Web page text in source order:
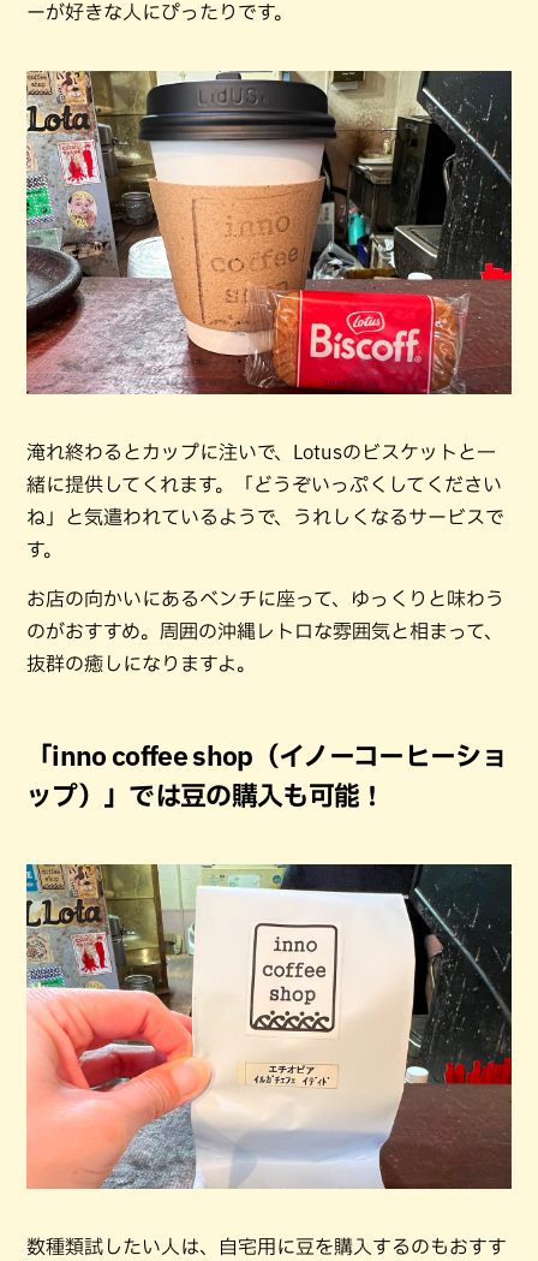
ーが好きな人にぴったりです。
淹れ終わるとカップに注いで、Lotusのビスケットと一
緒に提供してくれます。「どうぞいっぷくしてください
ね」と気遣われているようで、うれしくなるサービスで
す。
お店の向かいにあるベンチに座って、ゆっくりと味わう
のがおすすめ。周囲の沖縄レトロな雰囲気と相まって、
抜群の癒しになりますよ。
「inno coffee shop（イノーコーヒーショ
ップ）」では豆の購入も可能！
数種類試したい人は、自宅用に豆を購入するのもおすす